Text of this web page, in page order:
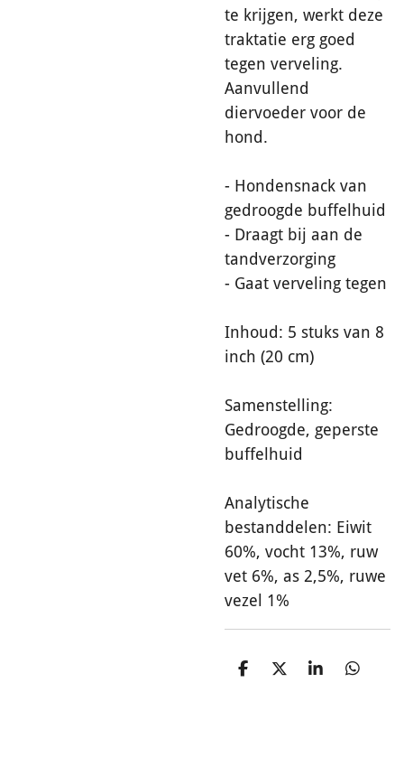
te krijgen, werkt deze
traktatie erg goed
tegen verveling.
Aanvullend
diervoeder voor de
hond.
- Hondensnack van
gedroogde buffelhuid
- Draagt bij aan de
tandverzorging
- Gaat verveling tegen
Inhoud: 5 stuks van 8
inch (20 cm)
Samenstelling:
Gedroogde, geperste
buffelhuid
Analytische
bestanddelen: Eiwit
60%, vocht 13%, ruw
vet 6%, as 2,5%, ruwe
vezel 1%
D
D
S
D